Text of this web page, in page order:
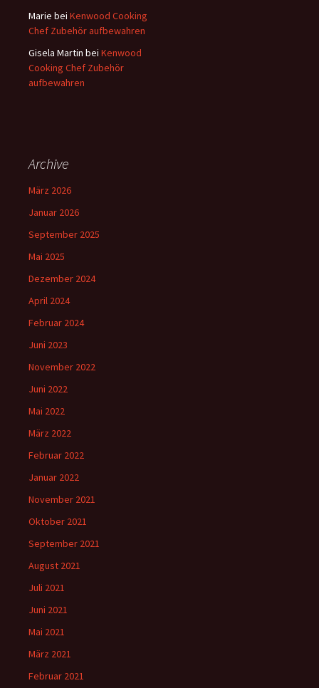
Marie bei Kenwood Cooking
Chef Zubehör aufbewahren
Gisela Martin bei Kenwood
Cooking Chef Zubehör
aufbewahren
Archive
März 2026
Januar 2026
September 2025
Mai 2025
Dezember 2024
April 2024
Februar 2024
Juni 2023
November 2022
Juni 2022
Mai 2022
März 2022
Februar 2022
Januar 2022
November 2021
Oktober 2021
September 2021
August 2021
Juli 2021
Juni 2021
Mai 2021
März 2021
Februar 2021